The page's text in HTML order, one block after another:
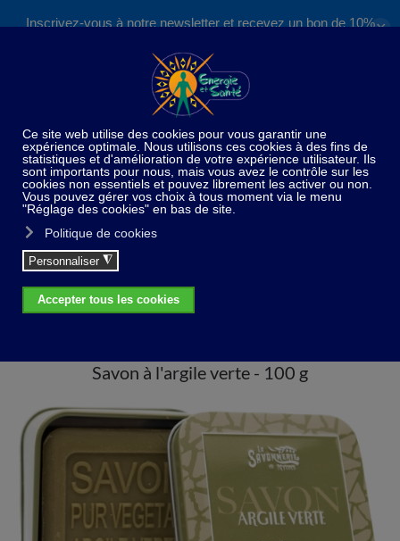
Inscrivez-vous à notre newsletter et recevez un bon de 10%
S'inscrire
✕
Home Paradis du bain et de la douche
l'argile verte - 100 g
Savon à l'argile verte - 100 g